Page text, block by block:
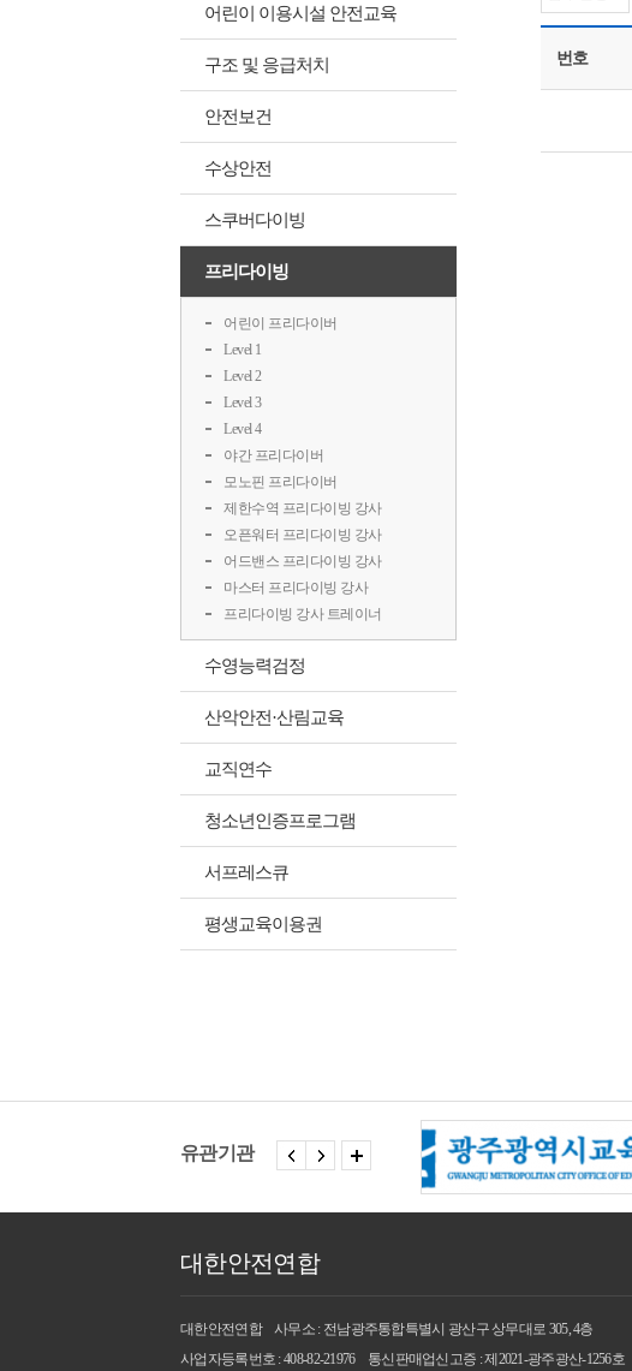
어린이 이용시설 안전교육
구조 및 응급처치
안전보건
수상안전
스쿠버다이빙
프리다이빙
어린이 프리다이버
Level 1
Level 2
Level 3
Level 4
야간 프리다이버
모노핀 프리다이버
제한수역 프리다이빙 강사
오픈워터 프리다이빙 강사
어드밴스 프리다이빙 강사
마스터 프리다이빙 강사
프리다이빙 강사 트레이너
수영능력검정
산악안전·산림교육
교직연수
청소년인증프로그램
서프레스큐
평생교육이용권
번호
유관기관
대한안전연합
대한안전연합
사무소 : 전남광주통합특별시 광산구 상무대로 305, 4층
사업자등록번호 : 408-82-21976
통신판매업신고증 : 제2021-광주광산-1256호